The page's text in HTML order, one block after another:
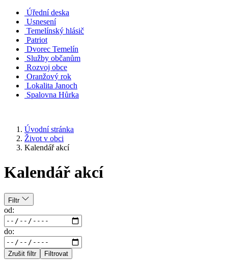
Úřední deska
Usnesení
Temelínský hlásič
Patriot
Dvorec Temelín
Služby občanům
Rozvoj obce
Oranžový rok
Lokalita Janoch
Spalovna Hůrka
Úvodní stránka
Život v obci
Kalendář akcí
Kalendář akcí
Filtr
od:
do:
Zrušit filtr Filtrovat